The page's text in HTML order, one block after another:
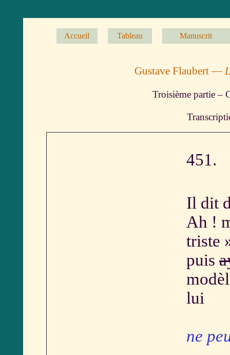
Accueil Tableau Manuscrit
Gustave Flaubert —
Troisième partie –
451.
Il dit
Ah !
triste
puis
lui
ne